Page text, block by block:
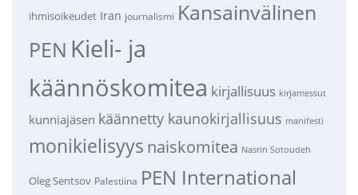
ihmisoikeudet Iran journalismi Kansainvälinen
PEN Kieli- ja
käännöskomitea kirjallisuus kirjamessut
kunniajäsen käännetty kaunokirjallisuus manifesti
monikielisyys naiskomitea Nasrin Sotoudeh
Oleg Sentsov Palestiina PEN International